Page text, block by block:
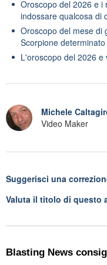
Oroscopo del 2026 e i
indossare qualcosa di
Oroscopo del mese di
Scorpione determinato
L'oroscopo del 2026
Michele
Video Maker
Suggerisci una
Valuta il titolo di questo
Blasting News